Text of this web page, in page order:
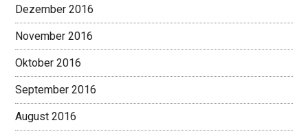
Dezember 2016
November 2016
Oktober 2016
September 2016
August 2016